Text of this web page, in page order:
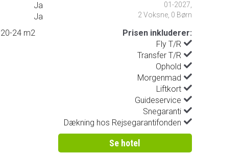
Ja
Ja
24 m2
01-2027
2 Voksne, 0 Børn
Prisen inkluderer:
Fly T/R
Transfer T/R
Ophold
Morgenmad
Liftkort
Guideservice
Snegaranti
Dækning hos Rejsegarantifonden
Se hotel